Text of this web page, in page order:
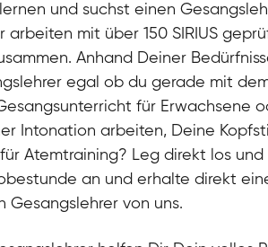
und suchst einen
arbeiten mit über 150 SIRIUS
Anhand Deiner
egal ob du gerade mit
für Erwachsene
Intonation arbeiten, Deine
Atemtraining? Leg direkt los
an und erhalte direkt
Gesangslehrer von uns.